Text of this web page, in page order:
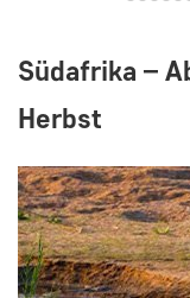
Südafrika –
Herbst